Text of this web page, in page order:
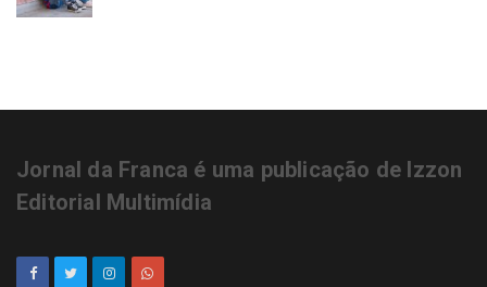
Jornal da Franca é uma publicação de Izzon
Editorial Multimídia